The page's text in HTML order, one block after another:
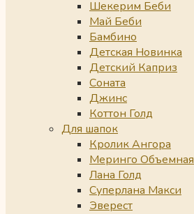
Шекерим Беби
Май Беби
Бамбино
Детская Новинка
Детский Каприз
Соната
Джинс
Коттон Голд
Для шапок
Кролик Ангора
Меринго Объемная
Лана Голд
Суперлана Макси
Эверест